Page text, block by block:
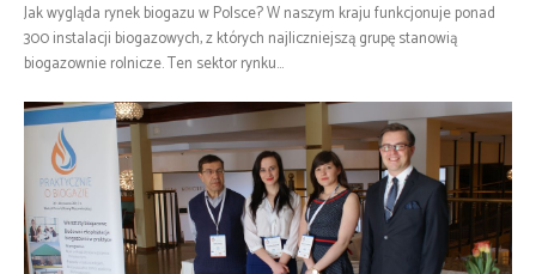
Jak wygląda rynek biogazu w Polsce? W naszym kraju funkcjonuje ponad
300 instalacji biogazowych, z których najliczniejszą grupę stanowią
biogazownie rolnicze. Ten sektor rynku...